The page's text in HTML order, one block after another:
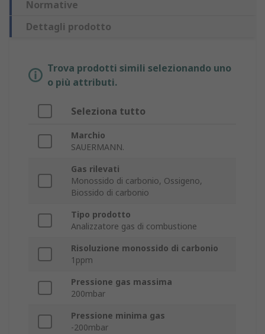
Normative
Dettagli prodotto
Trova prodotti simili selezionando uno
o più attributi.
Seleziona tutto
Marchio
SAUERMANN.
Gas rilevati
Monossido di carbonio, Ossigeno,
Biossido di carbonio
Tipo prodotto
Analizzatore gas di combustione
Risoluzione monossido di carbonio
1ppm
Pressione gas massima
200mbar
Pressione minima gas
-200mbar